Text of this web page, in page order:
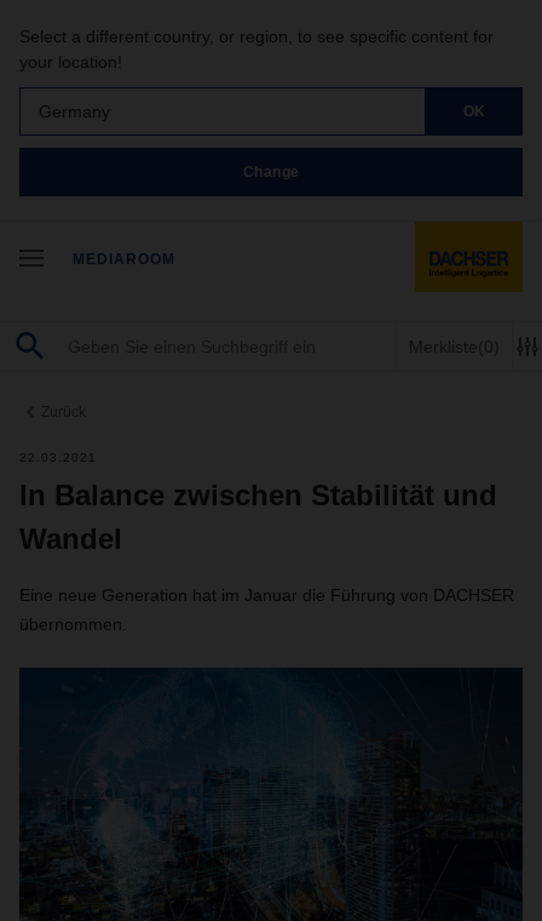
Select a different country, or region, to see specific content for
your location!
Germany OK
Change
MEDIAROOM
Merkliste(0)
Zurück
22.03.2021
In Balance zwischen Stabilität und
Wandel
Eine neue Generation hat im Januar die Führung von DACHSER
übernommen.